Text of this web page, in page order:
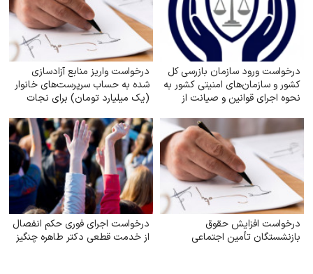
درخواست ورود سازمان بازرسی کل
کشور و سازمان‌های امنیتی کشور به
نحوه اجرای قوانین و صیانت از
درخواست واریز منابع آزادسازی
شده به حساب سرپرست‌های خانوار
(یک میلیارد تومان) برای نجات
دشمن
درخواست افزایش حقوق
بازنشستگان تأمین اجتماعی
درخواست اجرای فوری حکم انفصال
از خدمت قطعی دکتر طاهره چنگیز